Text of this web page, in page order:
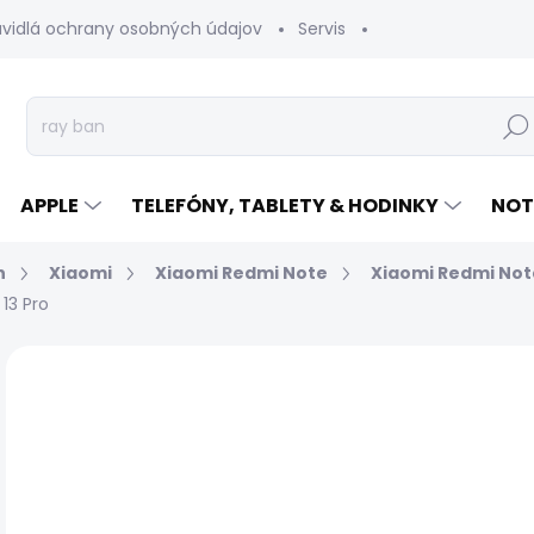
ochrany osobných údajov Servis
Hľadať
APPLE TELEFÓNY, TABLETY & HODINKY
Xiaomi Xiaomi Redmi Note Xiaomi Redmi
Pro